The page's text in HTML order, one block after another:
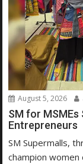
August 5, 2026
SM for
Entrepreneurs
SM Supermalls,
champion